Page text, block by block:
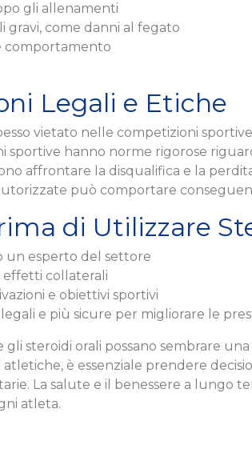
gli allenamenti
gravi, come danni al fegato
comportamento
Legali e Etiche
vietato nelle competizioni
sportive hanno norme rigorose
affrontare la disqualifica e la
può comportare
di Utilizzare
un esperto del settore
effetti collaterali
e obiettivi sportivi
e più sicure per migliorare le
gli steroidi orali possano sembrare
è essenziale prendere
La salute e il benessere a lungo
atleta.